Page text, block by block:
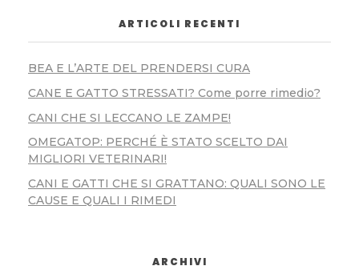
ARTICOLI RECENTI
BEA E L’ARTE DEL PRENDERSI CURA
CANE E GATTO STRESSATI? Come porre rimedio?
CANI CHE SI LECCANO LE ZAMPE!
OMEGATOP: PERCHÉ È STATO SCELTO DAI
MIGLIORI VETERINARI!
CANI E GATTI CHE SI GRATTANO: QUALI SONO LE
CAUSE E QUALI I RIMEDI
ARCHIVI